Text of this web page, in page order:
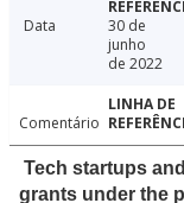
Data
30 de
junho
de 2022
Comentário
Tech startups
grants under the